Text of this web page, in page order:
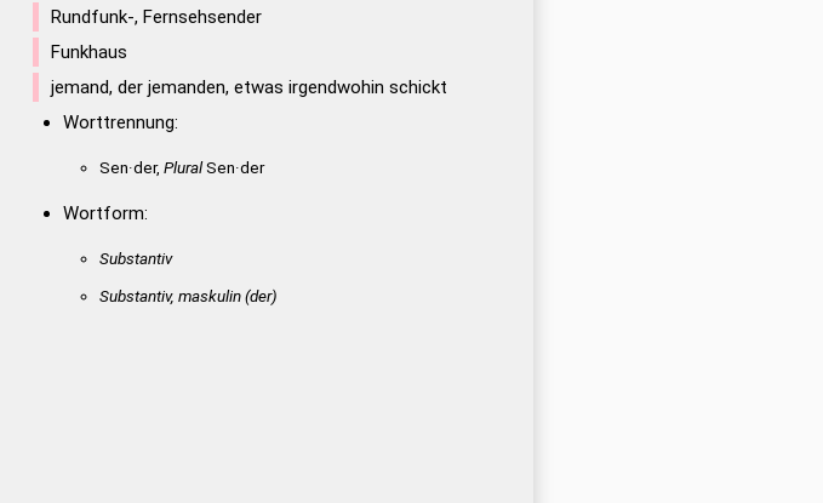
Rundfunk-, Fernsehsender
Funkhaus
jemand, der jemanden, etwas irgendwohin schickt
Worttrennung:
Sen·der, PluralSen·der
Wortform:
Substantiv
Substantiv, maskulin(der)